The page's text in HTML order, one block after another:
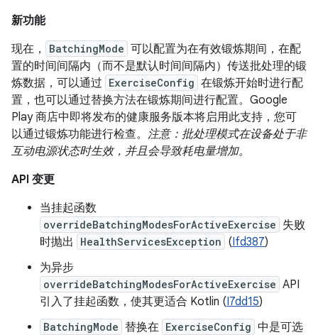
新功能
现在，
BatchingMode 可以配置为在有效锻炼期间，在配
置的时间间隔内（而不是默认时间间隔内）传送批处理的锻
炼数据，可以通过 ExerciseConfig 在锻炼开始时进行配
置，也可以通过替换方法在锻炼期间进行配置。Google
Play 商店中即将发布的健康服务版本将启用此支持，您可
以通过锻炼功能进行检查。 注意：批处理模式在设备处于非
互动电源状态时生效，并且会导致耗电量增加。
API 变更
当挂起函数
overrideBatchingModesForActiveExercise 失败
时抛出
HealthServicesException (Ifd387)
为异步
overrideBatchingModesForActiveExercise API
引入了挂起函数，使其更适合 Kotlin (I7dd15)
BatchingMode 替换在 ExerciseConfig 中是可选